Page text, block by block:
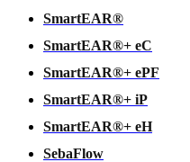
SmartEAR®
SmartEAR®+ eC
SmartEAR®+ ePF
SmartEAR®+ iP
SmartEAR®+ eH
SebaFlow